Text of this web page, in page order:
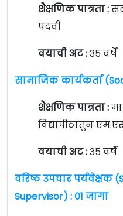
शैक्षणिक पात्रता :
पदवी
वयाची अट :३५ वर्षे
सामाजिक कार्यकर्ता
शैक्षणिक पात्रता :
विद्यापीठातुन
वयाची अट :३५ वर्षे
वरिष्ठ उपचार पर्यवेक्षक
Supervisor) : ०१ जागा